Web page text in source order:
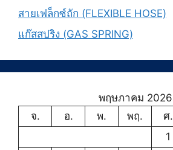
สายเฟล็กซ์ถัก (FLEXIBLE HOSE)
แก๊สสปริง (GAS SPRING)
พฤษภาคม 2026
จ.
อ. พ. พฤ. ศ.
1